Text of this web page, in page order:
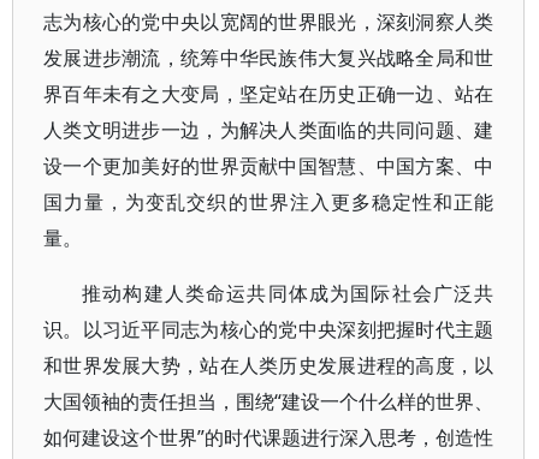
志为核心的党中央以宽阔的世界眼光，深刻洞察人类
发展进步潮流，统筹中华民族伟大复兴战略全局和世
界百年未有之大变局，坚定站在历史正确一边、站在
人类文明进步一边，为解决人类面临的共同问题、建
设一个更加美好的世界贡献中国智慧、中国方案、中
国力量，为变乱交织的世界注入更多稳定性和正能
量。
推动构建人类命运共同体成为国际社会广泛共
识。以习近平同志为核心的党中央深刻把握时代主题
和世界发展大势，站在人类历史发展进程的高度，以
大国领袖的责任担当，围绕“建设一个什么样的世界、
如何建设这个世界”的时代课题进行深入思考，创造性